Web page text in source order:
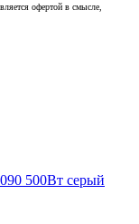
офертой в смысле,
500Вт серый